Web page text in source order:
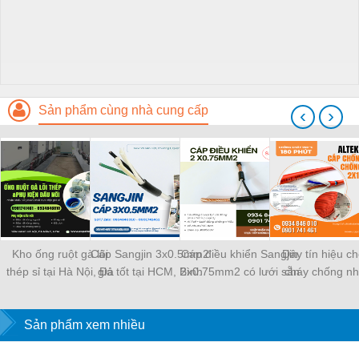
Sản phẩm cùng nhà cung cấp
Kho ống ruột gà lõi
thép sỉ tại Hà Nội, Đà
Cáp Sangjin 3x0.5mm2
giá tốt tại HCM, Bình
Cáp điều khiển Sangjin
2x0.75mm2 có lưới sẵn
Đồng Nai
Dây tín hiệu
cháy chống
Đà Nẵng, Huế,
‹ ›
Sản phẩm xem nhiều